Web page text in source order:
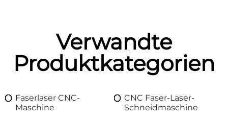
Verwandte
Produktkategorien
Faserlaser CNC-
Maschine
CNC Faser-Laser-
Schneidmaschine